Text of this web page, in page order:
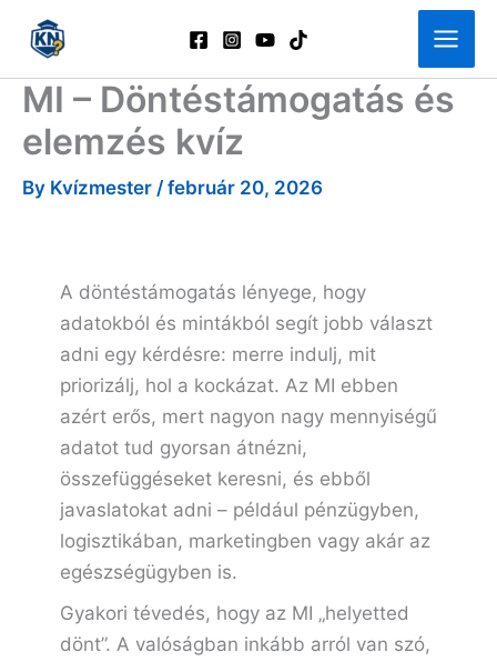
content
MI – Döntéstámogatás és
elemzés kvíz
By Kvízmester / február 20, 2026
A döntéstámogatás lényege, hogy
adatokból és mintákból segít jobb választ
adni egy kérdésre: merre indulj, mit
priorizálj, hol a kockázat. Az MI ebben
azért erős, mert nagyon nagy mennyiségű
adatot tud gyorsan átnézni,
összefüggéseket keresni, és ebből
javaslatokat adni – például pénzügyben,
logisztikában, marketingben vagy akár az
egészségügyben is.
Gyakori tévedés, hogy az MI „helyetted
dönt”. A valóságban inkább arról van szó,